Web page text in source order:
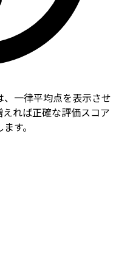
一律平均点を表示させ
れば正確な評価スコア
す。